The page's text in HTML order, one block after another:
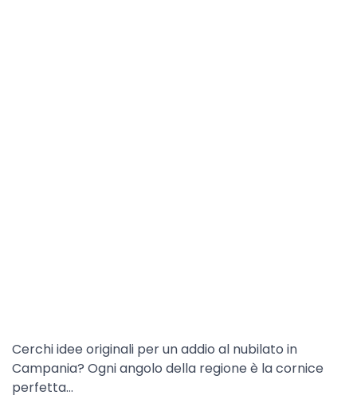
Cerchi idee originali per un addio al nubilato in
Campania? Ogni angolo della regione è la cornice
perfetta…